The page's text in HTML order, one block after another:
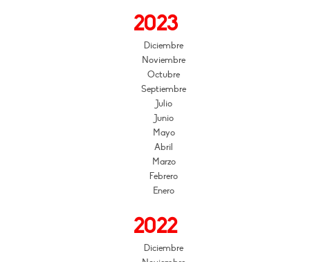
2023
Diciembre
Noviembre
Octubre
Septiembre
Julio
Junio
Mayo
Abril
Marzo
Febrero
Enero
2022
Diciembre